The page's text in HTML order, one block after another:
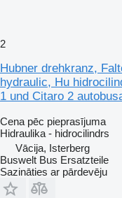
2
Hubner drehkranz,
hydraulic, Hu
1 und Citaro 2
Cena pēc pieprasījuma
Hidraulika - hidrocilindrs
Vācija, Isterberg
Buswelt Bus Ersatzteile
Sazināties ar pārdevēju